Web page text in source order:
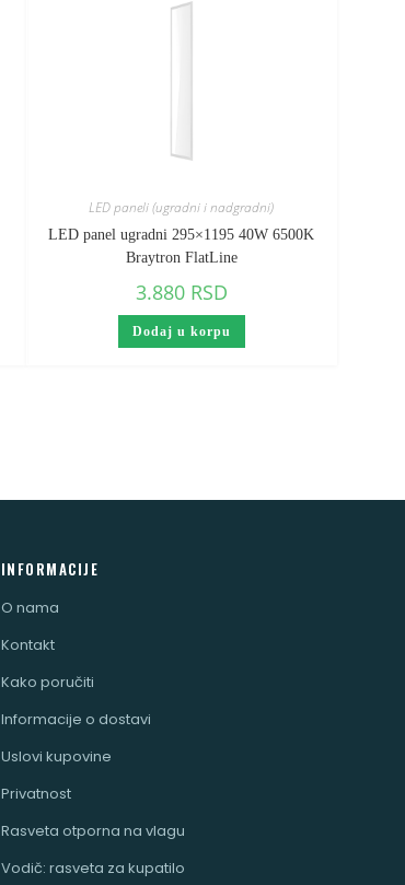
LED paneli (ugradni i nadgradni)
LED panel ugradni 295×1195 40W 6500K
Braytron FlatLine
3.880 RSD
Dodaj u korpu
INFORMACIJE
O nama
Kontakt
Kako poručiti
Informacije o dostavi
Uslovi kupovine
Privatnost
Rasveta otporna na vlagu
Vodič: rasveta za kupatilo